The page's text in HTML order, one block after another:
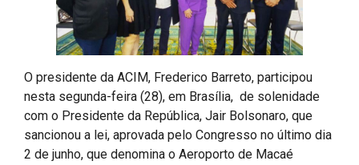
O presidente da ACIM, Frederico Barreto, participou
nesta segunda-feira (28), em Brasília, de solenidade
com o Presidente da República, Jair Bolsonaro, que
sancionou a lei, aprovada pelo Congresso no último dia
2 de junho, que denomina o Aeroporto de Macaé